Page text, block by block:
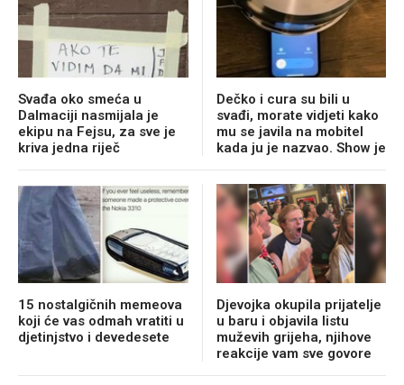
Svađa oko smeća u
Dalmaciji nasmijala je
ekipu na Fejsu, za sve je
kriva jedna riječ
Dečko i cura su bili u
svađi, morate vidjeti kako
mu se javila na mobitel
kada ju je nazvao. Show je
15 nostalgičnih memeova
koji će vas odmah vratiti u
djetinjstvo i devedesete
Djevojka okupila prijatelje
u baru i objavila listu
muževih grijeha, njihove
reakcije vam sve govore